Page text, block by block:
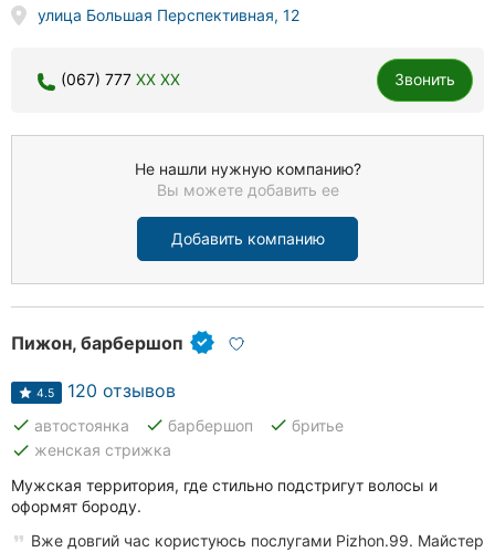
улица Большая Перспективная, 12
(067) 777 XX XX Звонить
Не нашли нужную компанию?
Вы можете добавить ее
Добавить компанию
Пижон, барбершоп
4.5 120 отзывов
done автостоянка done барбершоп done бритье
done женская стрижка
Мужская территория, где стильно подстригут волосы и
оформят бороду.
Вже довгий час користуюсь послугами Pizhon.99. Майстер